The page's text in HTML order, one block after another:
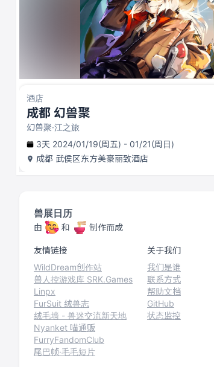
酒店
成都 幻兽聚
幻兽聚·江之旅
3天 2024/01/19(周五) - 01/21(周日)
成都 武侯区东方美豪丽致酒店
兽展日历
由 和 制作而成
友情链接
WildDream创作站
兽人控游戏库 SRK.Games
Linpx
FurSuit 绒兽志
绒毛墙 - 兽迷交流新天地
Nyanket 喵通贩
FurryFandomClub
尾巴帧·毛毛短片
关于我们
我们是谁
联系方式
帮助文档
GitHub
状态监控